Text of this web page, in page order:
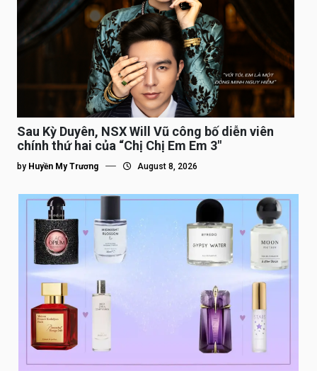
Sau Kỳ Duyên, NSX Will Vũ công bố diễn viên
chính thứ hai của “Chị Chị Em Em 3″
by Huyền My Trương August 8, 2026